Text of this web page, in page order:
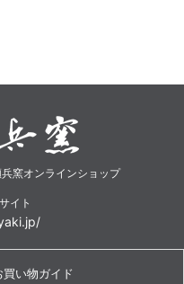
窯オンラインショップ
イト
買い物ガイド